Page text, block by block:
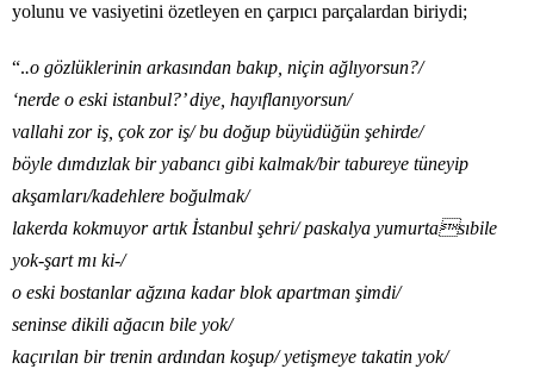
yolunu ve vasiyetini özetleyen en çarpıcı parçalardan biriydi;
“..o gözlüklerinin arkasından bakıp, niçin ağlıyorsun?/
‘nerde o eski istanbul?’ diye, hayıflanıyorsun/
vallahi zor iş, çok zor iş/ bu doğup büyüdüğün şehirde/
böyle dımdızlak bir yabancı gibi kalmak/bir tabureye tüneyip
akşamları/kadehlere boğulmak/
lakerda kokmuyor artık İstanbul şehri/ paskalya yumurtasıbile
yok-şart mı ki-/
o eski bostanlar ağzına kadar blok apartman şimdi/
seninse dikili ağacın bile yok/
kaçırılan bir trenin ardından koşup/ yetişmeye takatin yok/